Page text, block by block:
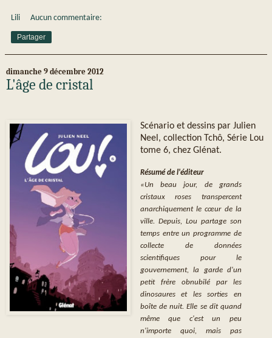
Lili Aucun commentaire:
Partager
dimanche 9 décembre 2012
L'âge de cristal
Scénario et dessins par Julien
Neel, collection Tchô, Série Lou
tome 6, chez Glénat.
Résumé de l'éditeur
«Un beau jour, de grands
cristaux roses transpercent
anarchiquement le cœur de la
ville. Depuis, Lou partage son
temps entre un programme de
collecte de données
scientifiques pour le
gouvernement, la garde d'un
petit frère obnubilé par les
dinosaures et les sorties en
boîte de nuit. Elle se dit quand
même que c'est un peu
n'importe quoi, mais pas